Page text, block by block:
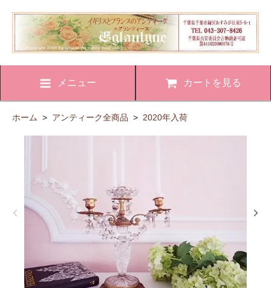
メニュー カートを見る
ホーム > アンティーク全商品 > 2020年入荷